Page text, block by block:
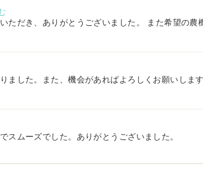
ただき、ありがとうございました。 また希望の農
ました。また、機会があればよろしくお願いします
スムーズでした。ありがとうございました。